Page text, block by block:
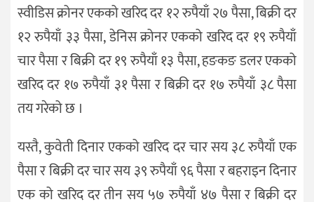
स्वीडिस क्रोनर एकको खरिद दर १२ रुपैयाँ २७ पैसा, बिक्री दर
१२ रुपैयाँ ३३ पैसा, डेनिस क्रोनर एकको खरिद दर १९ रुपैयाँ
चार पैसा र बिक्री दर १९ रुपैयाँ १३ पैसा, हङकङ डलर एकको
खरिद दर १७ रुपैयाँ ३१ पैसा र बिक्री दर १७ रुपैयाँ ३८ पैसा
तय गरेको छ ।
यस्तै, कुवेती दिनार एकको खरिद दर चार सय ३८ रुपैयाँ एक
पैसा र बिक्री दर चार सय ३९ रुपैयाँ ९६ पैसा र बहराइन दिनार
एक को खरिद दर तीन सय ५७ रुपैयाँ ४७ पैसा र बिक्री दर